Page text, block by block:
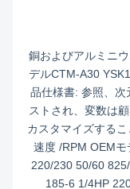
銅およびアルミニ
デルCTM-A30
品仕様書: 参照、次
ストされ、変数は
カスタマイズする
速度 /RPM OEM
220/230 50/60
185-6 1/4HP